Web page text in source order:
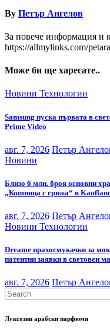
By Петър Ангелов
За повече информация и
https://allmylinks.com/
Може би ще харесате..
Новини Технологии
Samsung пуска първата в
Prime Video
авг. 7, 2026 Петър
Новини
Близо 6 млн. броя основни
„Кошница с грижа“ в
авг. 7, 2026 Петър
Новини Технологии
Dreame прахосмукачки за
патентни заявки в световен
авг. 7, 2026 Петър
Луксозни арабски парфюми